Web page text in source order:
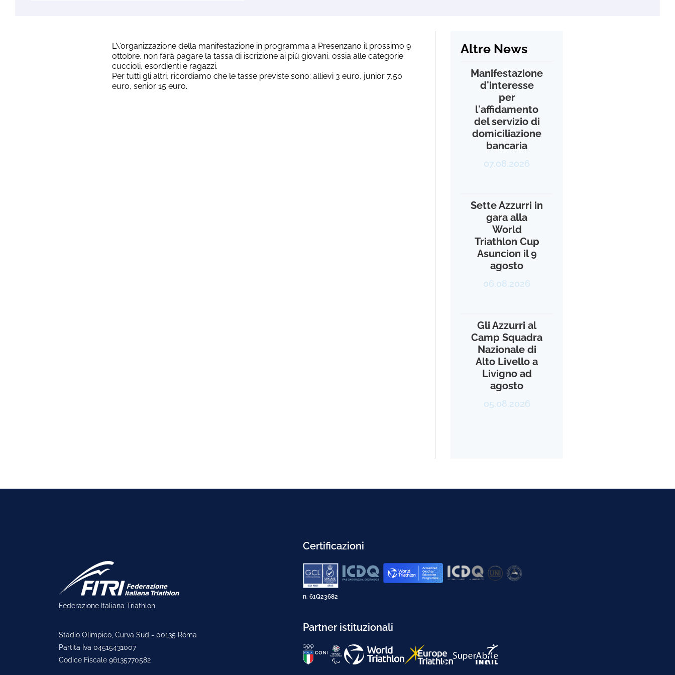
L\'organizzazione della manifestazione in programma a Presenzano il prossimo 9
ottobre, non farà pagare la tassa di iscrizione ai più giovani, ossia alle categorie
cuccioli, esordienti e ragazzi.
Per tutti gli altri, ricordiamo che le tasse previste sono: allievi 3 euro, junior 7,50
euro, senior 15 euro.
Altre News
Manifestazione
d'interesse
per
l'affidamento
del servizio di
domiciliazione
bancaria
07.08.2026
Sette Azzurri in
gara alla
World
Triathlon Cup
Asuncion il 9
agosto
06.08.2026
Gli Azzurri al
Camp Squadra
Nazionale di
Alto Livello a
Livigno ad
agosto
05.08.2026
Federazione Italiana Triathlon
Stadio Olimpico, Curva Sud - 00135 Roma
Partita Iva 04515431007
Codice Fiscale 96135770582
Certificazioni
n. 61Q23682
Partner istituzionali